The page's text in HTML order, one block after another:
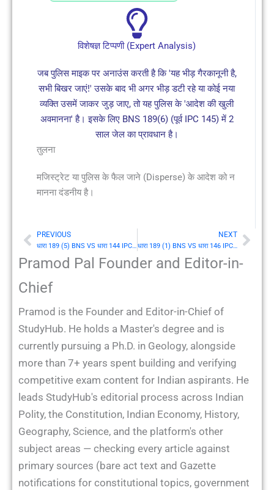
विशेषज्ञ टिप्पणी (Expert Analysis)
जब पुलिस माइक पर अनाउंस करती है कि 'यह भीड़ गैरकानूनी है,
सभी बिखर जाएं!' उसके बाद भी अगर भीड़ डटी रहे या कोई नया
व्यक्ति उसमें जाकर जुड़ जाए, तो यह पुलिस के 'आदेश की खुली
अवमानना' है। इसके लिए BNS 189(6) (पूर्व IPC 145) में 2
साल जेल का प्रावधान है।
तुलना
मजिस्ट्रेट या पुलिस के फैल जाने (Disperse) के आदेश को न
मानना दंडनीय है।
PrevPREVIOUS
धारा 189 (5) BNS VS धारा 144 IPC: घातक आयुध से सज्जित होकर विधिविरुद्ध जमाव में सम्मिलित होना
NEXT
धारा 189 (1) BNS VS धारा 146 IPC: बलवा (Rioting) की परिभाषाNext
Pramod Pal Founder and Editor-in-
Chief
Pramod is the Founder and Editor-in-Chief of
StudyHub. He holds a Master's degree and is
currently pursuing a Ph.D. in Geology, alongside
more than 7+ years spent building and verifying
competitive exam content for Indian aspirants. He
leads StudyHub's editorial process across Indian
Polity, the Constitution, Indian Economy, History,
Geography, Science, and the platform's other
subject areas — checking every article against
primary sources (bare act text and Gazette
notifications for constitutional topics, government